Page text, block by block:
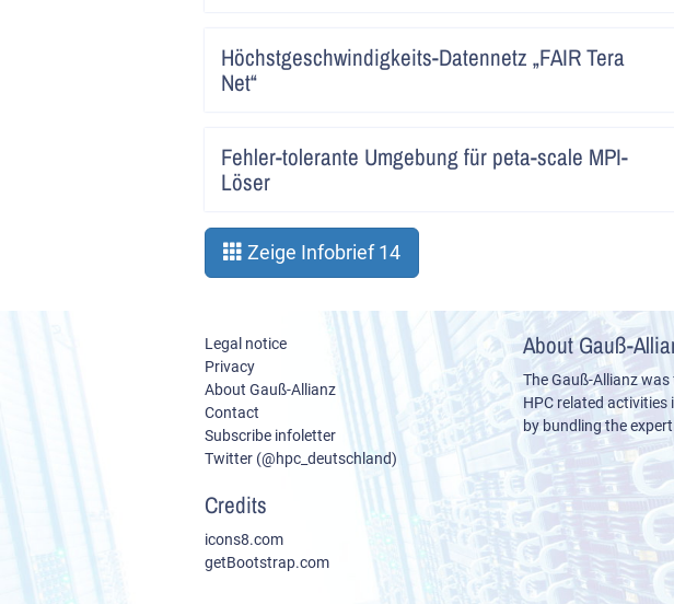
Höchstgeschwindigkeits-Datennetz „FAIR Tera
Net“
Fehler-tolerante Umgebung für peta-scale MPI-
Löser
Zeige Infobrief 14
Legal notice
Privacy
About Gauß-Allianz
Contact
Subscribe infoletter
Twitter (@hpc_deutschland)
Credits
icons8.com
getBootstrap.com
About Gauß-
The Gauß-Allianz
HPC related
by bundling the